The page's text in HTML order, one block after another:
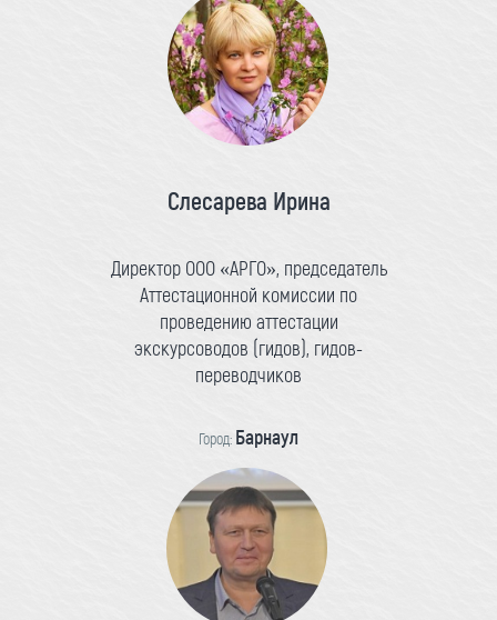
Слесарева Ирина
Директор ООО «АРГО», председатель
Аттестационной комиссии по
проведению аттестации
экскурсоводов (гидов), гидов-
переводчиков
Город: Барнаул